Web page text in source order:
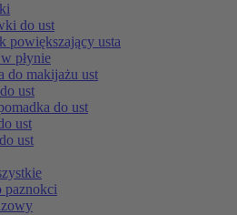
do ust
powiększający usta
płynie
do makijażu ust
ust
do ust
ust
ust
paznokci